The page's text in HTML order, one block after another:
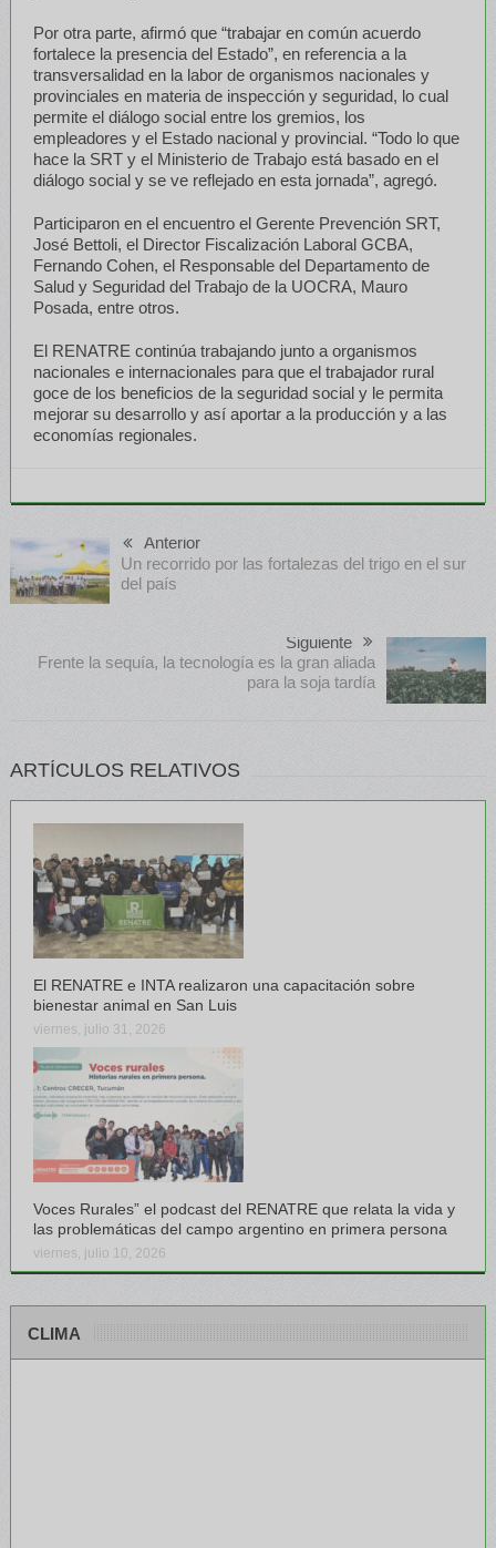
Por otra parte, afirmó que “trabajar en común acuerdo
fortalece la presencia del Estado”, en referencia a la
transversalidad en la labor de organismos nacionales y
provinciales en materia de inspección y seguridad, lo cual
permite el diálogo social entre los gremios, los
empleadores y el Estado nacional y provincial. “Todo lo que
hace la SRT y el Ministerio de Trabajo está basado en el
diálogo social y se ve reflejado en esta jornada”, agregó.
Participaron en el encuentro el Gerente Prevención SRT,
José Bettoli, el Director Fiscalización Laboral GCBA,
Fernando Cohen, el Responsable del Departamento de
Salud y Seguridad del Trabajo de la UOCRA, Mauro
Posada, entre otros.
El RENATRE continúa trabajando junto a organismos
nacionales e internacionales para que el trabajador rural
goce de los beneficios de la seguridad social y le permita
mejorar su desarrollo y así aportar a la producción y a las
economías regionales.
Anterior
Un recorrido por las fortalezas del trigo en el sur
del país
Siguiente
Frente la sequía, la tecnología es la gran aliada
para la soja tardía
ARTÍCULOS RELATIVOS
El RENATRE e INTA realizaron una capacitación sobre
bienestar animal en San Luis
viernes, julio 31, 2026
Voces Rurales” el podcast del RENATRE que relata la vida y
las problemáticas del campo argentino en primera persona
viernes, julio 10, 2026
CLIMA